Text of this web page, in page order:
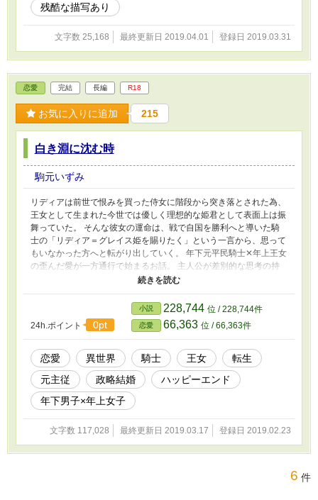
残酷な描写あり
文字数 25,168 最終更新日 2019.04.01 登録日 2019.03.31
恋愛 完結 長編 R18
お気に入りに追加 215
白き淵に沈む時
駒元いずみ
リディアは前世で恨みを買った侍女に階段から突き落とされた為、
王女として生まれた今世では優しく理想的な姫君として表面上は振
舞っていた。 そんな彼女の運命は、戦で自国を勝利へと導いた騎
士の「リディア＝グレイス姫を賜りたく」という一言から、思って
もいなかった方へと転がり出していく。 年下元平民騎士✕年上王女
の歪んだ愛が一方通行で始まるお話。 主人公が差別的な思考の持
ち主ですので、苦手な方はご注意ください。 ヒーローは変態で
す。 【重複投稿】ムーンライトノベルズ
24h.ポイント 0pt
小説 228,744 位 / 228,744件
恋愛 66,363 位 / 66,363件
恋愛 異世界 騎士 王女
転生
元主従
政略結婚
ハッピーエンド
年下男子×年上女子
文字数 117,028 最終更新日 2019.03.17 登録日 2019.02.23
6 件